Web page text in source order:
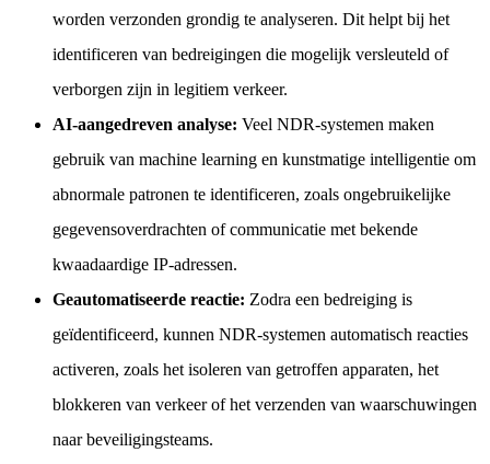
worden verzonden grondig te analyseren. Dit helpt bij het
identificeren van bedreigingen die mogelijk versleuteld of
verborgen zijn in legitiem verkeer.
AI-aangedreven analyse: Veel NDR-systemen maken
gebruik van machine learning en kunstmatige intelligentie om
abnormale patronen te identificeren, zoals ongebruikelijke
gegevensoverdrachten of communicatie met bekende
kwaadaardige IP-adressen.
Geautomatiseerde reactie: Zodra een bedreiging is
geïdentificeerd, kunnen NDR-systemen automatisch reacties
activeren, zoals het isoleren van getroffen apparaten, het
blokkeren van verkeer of het verzenden van waarschuwingen
naar beveiligingsteams.